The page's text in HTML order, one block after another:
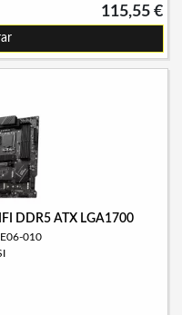
115,55 €
DDR5 ATX LGA1700
010